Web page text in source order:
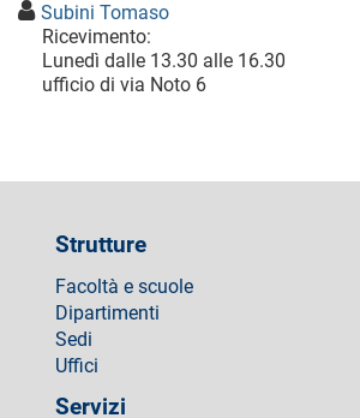
Subini Tomaso
Ricevimento:
Lunedì dalle 13.30 alle 16.30
ufficio di via Noto 6
Strutture
Facoltà e scuole
Dipartimenti
Sedi
Uffici
Servizi